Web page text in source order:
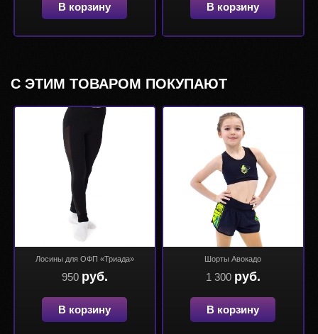
В корзину В корзину
С ЭТИМ ТОВАРОМ ПОКУПАЮТ
Лосины для ОФП «Триада»
950 руб.
В корзину
Шорты Авокадо
1 300 руб.
В корзину